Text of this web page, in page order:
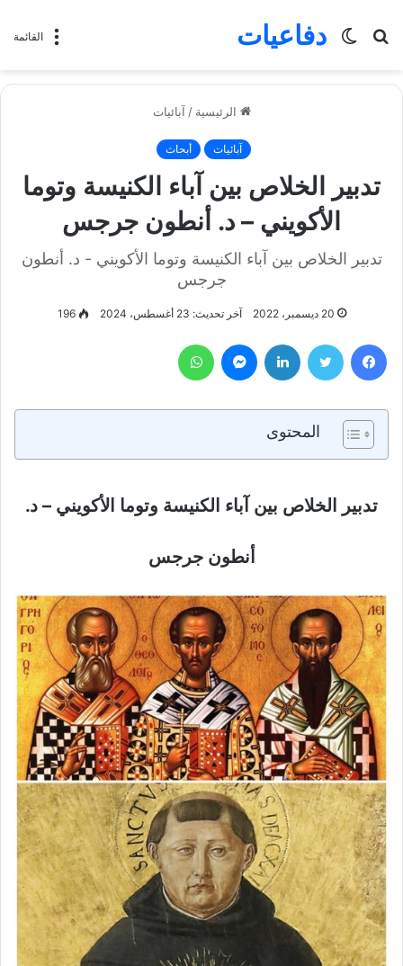
القائمة دفاعيات
بحث
الوضع
الرئيسية / آبائيات
آبائيات أبحاث
تدبير الخلاص بين آباء الكنيسة وتوما
الأكويني – د. أنطون جرجس
تدبير الخلاص بين آباء الكنيسة وتوما الأكويني - د. أنطون
جرجس
20 ديسمبر، 2022 آخر تحديث: 23 أغسطس، 2024 196
فيسبوك تويتر لينكدإن ماسنجر
المحتوى
تدبير الخلاص بين آباء الكنيسة وتوما الأكويني – د.
أنطون جرجس